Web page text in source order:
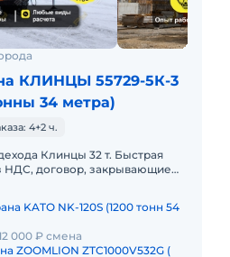
КЛИНЦЫ 55729-5К-3
34 метра)
4+2 ч.
Клинцы 32 т. Быстрая
НДС, договор, закрывающие
KATO NK-120S (1200 тонн 54
000 ₽ смена
ZOOMLION ZTC1000V532G (